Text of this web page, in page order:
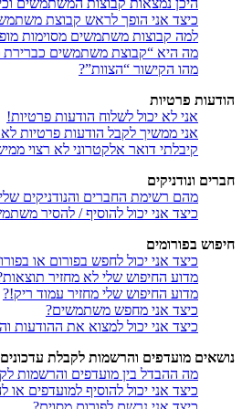
כיצד אני הופך לראש קבוצת
למה קבוצות משתמשים מסוימות
מה היא “קבוצת משתמשים כברירת
מהו הקישור “הצוות”?
הודעות פרטיות
אני לא יכול לשלוח הודעות פרטיות!
אני ממשיך לקבל הודעות פרטיות לא
קיבלתי דואר אלקטרוני לא רצוי
חברים ונודניקים
מהם רשימת החברים והנודניקים
כיצד אני יכול להוסיף / להסיר
חיפוש בפורומים
כיצד אני יכול לחפש בפורום או
מדוע החיפוש שלי לא מחזיר
מדוע החיפוש שלי מחזיר עמוד ריק!?
כיצד אני מחפש משתמשים?
כיצד אני יכול למצוא את ההודעות
נושאים מועדפים והרשמות לקבלת עדכונים
מה ההבדל בין מועדפים והרשמות
כיצד אני יכול להוסיף למועדפים